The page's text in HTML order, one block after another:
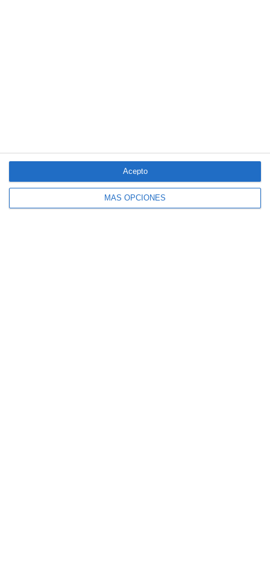
MÁS OPCIONES
Acepto
El seguro español activa dispositivos